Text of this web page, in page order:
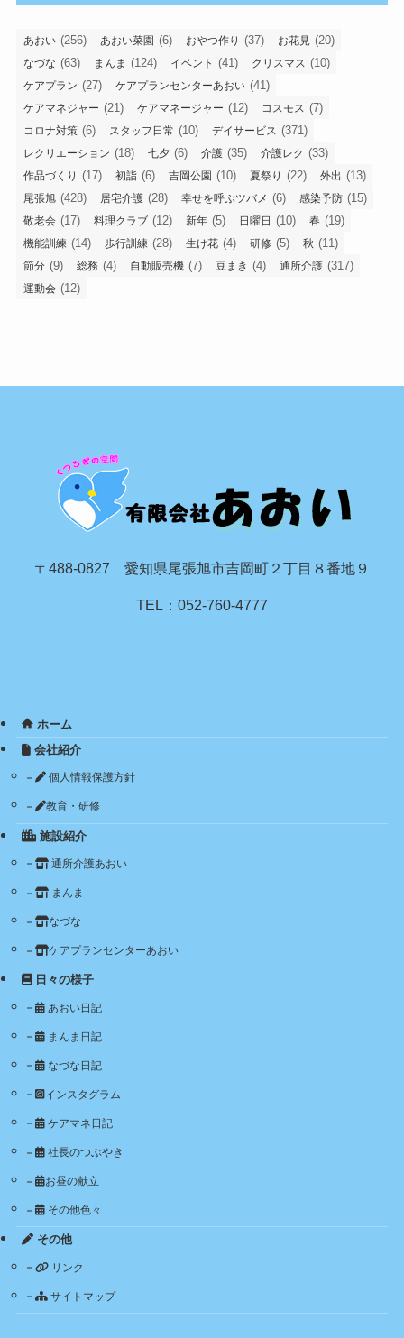
あおい (256) あおい菜園 (6) おやつ作り (37) お花見 (20)
なづな (63) まんま (124) イベント (41) クリスマス (10)
ケアプラン (27) ケアプランセンターあおい (41)
ケアマネジャー (21) ケアマネージャー (12) コスモス (7)
コロナ対策 (6) スタッフ日常 (10) デイサービス (371)
レクリエーション (18) 七夕 (6) 介護 (35) 介護レク (33)
作品づくり (17) 初詣 (6) 吉岡公園 (10) 夏祭り (22) 外出 (13)
尾張旭 (428) 居宅介護 (28) 幸せを呼ぶツバメ (6) 感染予防 (15)
敬老会 (17) 料理クラブ (12) 新年 (5) 日曜日 (10) 春 (19)
機能訓練 (14) 歩行訓練 (28) 生け花 (4) 研修 (5) 秋 (11)
節分 (9) 総務 (4) 自動販売機 (7) 豆まき (4) 通所介護 (317)
運動会 (12)
〒488-0827 愛知県尾張旭市吉岡町２丁目８番地９
TEL：052-760-4777
ホーム
会社紹介
個人情報保護方針
教育・研修
施設紹介
通所介護あおい
まんま
なづな
ケアプランセンターあおい
日々の様子
あおい日記
まんま日記
なづな日記
インスタグラム
ケアマネ日記
社長のつぶやき
お昼の献立
その他色々
その他
リンク
サイトマップ